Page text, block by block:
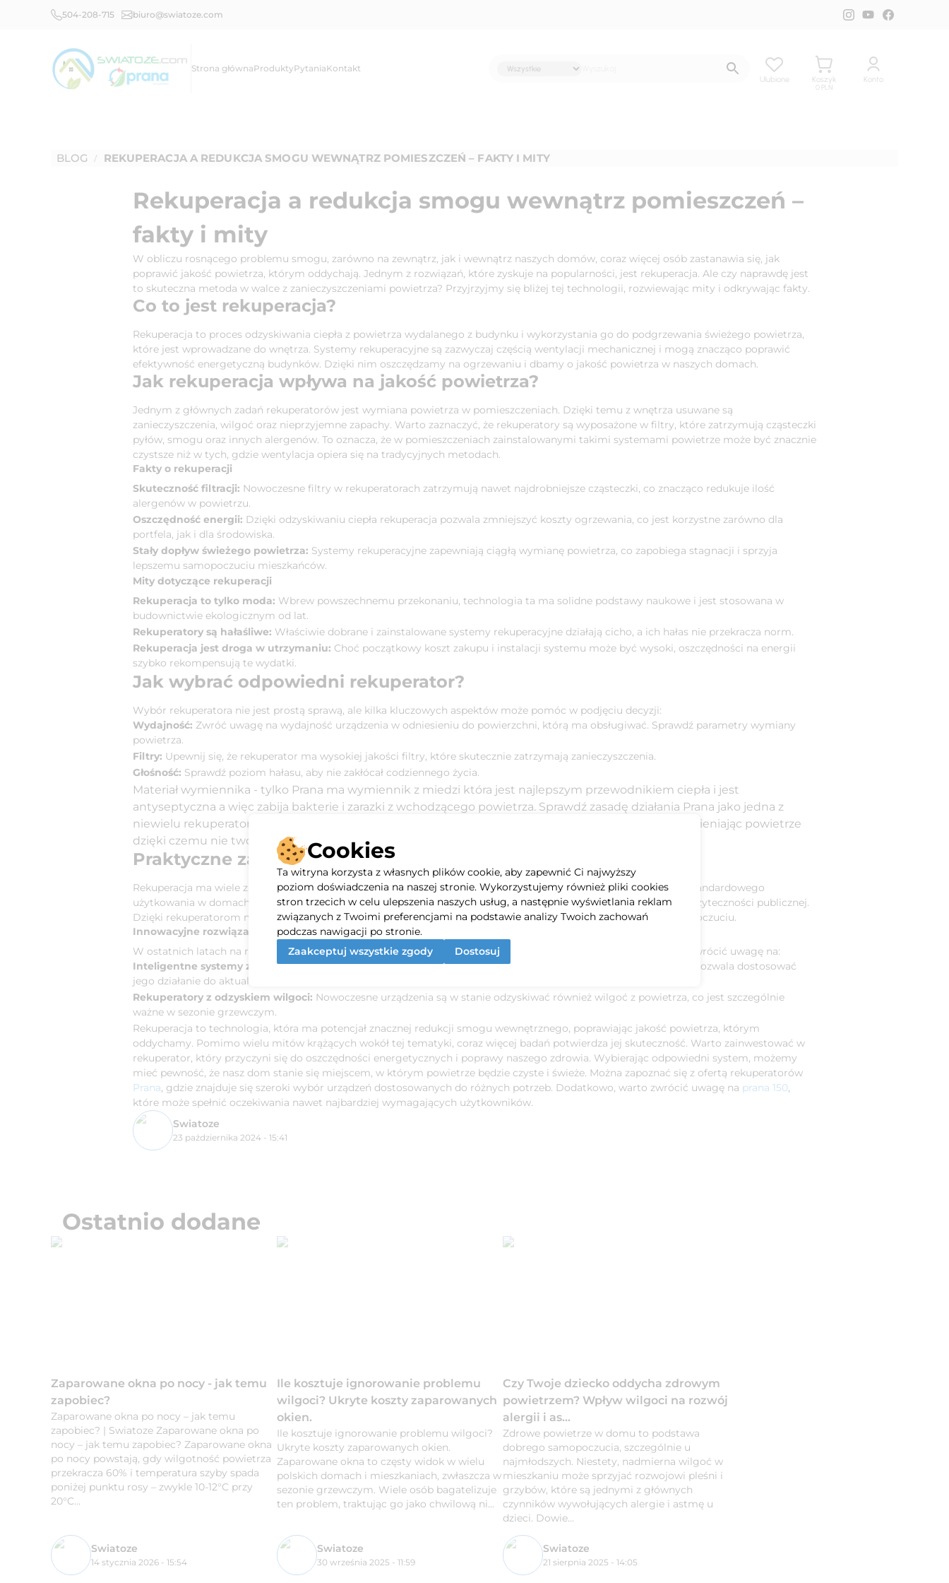
504-208-715 biuro@swiatoze.com
Strona głównaProduktyPytaniaKontakt
Ulubione
Koszyk
0 PLN
Konto
BLOG / REKUPERACJA A REDUKCJA SMOGU WEWNĄTRZ POMIESZCZEŃ – FAKTY I MITY
Rekuperacja a redukcja smogu wewnątrz pomieszczeń –
fakty i mity
W obliczu rosnącego problemu smogu, zarówno na zewnątrz, jak i wewnątrz naszych domów, coraz więcej osób zastanawia się, jak
poprawić jakość powietrza, którym oddychają. Jednym z rozwiązań, które zyskuje na popularności, jest rekuperacja. Ale czy naprawdę jest
to skuteczna metoda w walce z zanieczyszczeniami powietrza? Przyjrzyjmy się bliżej tej technologii, rozwiewając mity i odkrywając fakty.
Co to jest rekuperacja?
Rekuperacja to proces odzyskiwania ciepła z powietrza wydalanego z budynku i wykorzystania go do podgrzewania świeżego powietrza,
które jest wprowadzane do wnętrza. Systemy rekuperacyjne są zazwyczaj częścią wentylacji mechanicznej i mogą znacząco poprawić
efektywność energetyczną budynków. Dzięki nim oszczędzamy na ogrzewaniu i dbamy o jakość powietrza w naszych domach.
Jak rekuperacja wpływa na jakość powietrza?
Jednym z głównych zadań rekuperatorów jest wymiana powietrza w pomieszczeniach. Dzięki temu z wnętrza usuwane są
zanieczyszczenia, wilgoć oraz nieprzyjemne zapachy. Warto zaznaczyć, że rekuperatory są wyposażone w filtry, które zatrzymują cząsteczki
pyłów, smogu oraz innych alergenów. To oznacza, że w pomieszczeniach zainstalowanymi takimi systemami powietrze może być znacznie
czystsze niż w tych, gdzie wentylacja opiera się na tradycyjnych metodach.
Fakty o rekuperacji
Skuteczność filtracji: Nowoczesne filtry w rekuperatorach zatrzymują nawet najdrobniejsze cząsteczki, co znacząco redukuje ilość
alergenów w powietrzu.
Oszczędność energii: Dzięki odzyskiwaniu ciepła rekuperacja pozwala zmniejszyć koszty ogrzewania, co jest korzystne zarówno dla
portfela, jak i dla środowiska.
Stały dopływ świeżego powietrza: Systemy rekuperacyjne zapewniają ciągłą wymianę powietrza, co zapobiega stagnacji i sprzyja
lepszemu samopoczuciu mieszkańców.
Mity dotyczące rekuperacji
Rekuperacja to tylko moda: Wbrew powszechnemu przekonaniu, technologia ta ma solidne podstawy naukowe i jest stosowana w
budownictwie ekologicznym od lat.
Rekuperatory są hałaśliwe: Właściwie dobrane i zainstalowane systemy rekuperacyjne działają cicho, a ich hałas nie przekracza norm.
Rekuperacja jest droga w utrzymaniu: Choć początkowy koszt zakupu i instalacji systemu może być wysoki, oszczędności na energii
szybko rekompensują te wydatki.
Jak wybrać odpowiedni rekuperator?
Wybór rekuperatora nie jest prostą sprawą, ale kilka kluczowych aspektów może pomóc w podjęciu decyzji:
Wydajność: Zwróć uwagę na wydajność urządzenia w odniesieniu do powierzchni, którą ma obsługiwać. Sprawdź parametry wymiany
powietrza.
Filtry: Upewnij się, że rekuperator ma wysokiej jakości filtry, które skutecznie zatrzymają zanieczyszczenia.
Głośność: Sprawdź poziom hałasu, aby nie zakłócał codziennego życia.
Materiał wymiennika - tylko Prana ma wymiennik z miedzi która jest najlepszym przewodnikiem ciepła i jest
antyseptyczna a więc zabija bakterie i zarazki z wchodzącego powietrza. Sprawdź zasadę działania Prana jako jedna z
niewielu rekuperatorów ściennych ma 2 silniki które działają jednocześnie w tym samym czasie wymieniając powietrze
dzięki czemu nie tworzy nadciśnień i podciśnień w pomieszczeniach
Praktyczne zastosowania rekuperacji w walce ze smogiem
Rekuperacja ma wiele zastosowań, które mogą znacząco poprawić jakość powietrza w naszych domach. Oprócz standardowego
użytkowania w domach jednorodzinnych, coraz częściej stosuje się ją w biurach, szkołach oraz innych budynkach użyteczności publicznej.
Dzięki rekuperatorom możliwe jest stworzenie zdrowego środowiska, które sprzyja koncentracji i dobremu samopoczuciu.
Innowacyjne rozwiązania w rekuperacji
W ostatnich latach na rynku pojawiły się nowe technologie, które zwiększają efektywność rekuperatorów. Warto zwrócić uwagę na:
Inteligentne systemy zarządzania:Dzięki aplikacjom mobilnym można zdalnie sterować pracą rekuperatora, co pozwala dostosować
jego działanie do aktualnych potrzeb.
Rekuperatory z odzyskiem wilgoci: Nowoczesne urządzenia są w stanie odzyskiwać również wilgoć z powietrza, co jest szczególnie
ważne w sezonie grzewczym.
Rekuperacja to technologia, która ma potencjał znacznej redukcji smogu wewnętrznego, poprawiając jakość powietrza, którym
oddychamy. Pomimo wielu mitów krążących wokół tej tematyki, coraz więcej badań potwierdza jej skuteczność. Warto zainwestować w
rekuperator, który przyczyni się do oszczędności energetycznych i poprawy naszego zdrowia. Wybierając odpowiedni system, możemy
mieć pewność, że nasz dom stanie się miejscem, w którym powietrze będzie czyste i świeże. Można zapoznać się z ofertą rekuperatorów
Prana, gdzie znajduje się szeroki wybór urządzeń dostosowanych do różnych potrzeb. Dodatkowo, warto zwrócić uwagę na prana 150,
które może spełnić oczekiwania nawet najbardziej wymagających użytkowników.
Swiatoze
23 października 2024 - 15:41
Ostatnio dodane
Zaparowane okna po nocy - jak temu
zapobiec?
Zaparowane okna po nocy – jak temu
zapobiec? | Swiatoze Zaparowane okna po
nocy – jak temu zapobiec? Zaparowane okna
po nocy powstają, gdy wilgotność powietrza
przekracza 60% i temperatura szyby spada
poniżej punktu rosy – zwykle 10-12°C przy
20°C...
Swiatoze
14 stycznia 2026 - 15:54
Ile kosztuje ignorowanie problemu
wilgoci? Ukryte koszty zaparowanych
okien.
Ile kosztuje ignorowanie problemu wilgoci?
Ukryte koszty zaparowanych okien.
Zaparowane okna to częsty widok w wielu
polskich domach i mieszkaniach, zwłaszcza w
sezonie grzewczym. Wiele osób bagatelizuje
ten problem, traktując go jako chwilową ni...
Swiatoze
30 września 2025 - 11:59
Czy Twoje dziecko oddycha zdrowym
powietrzem? Wpływ wilgoci na rozwój
alergii i as...
Zdrowe powietrze w domu to podstawa
dobrego samopoczucia, szczególnie u
najmłodszych. Niestety, nadmierna wilgoć w
mieszkaniu może sprzyjać rozwojowi pleśni i
grzybów, które są jednymi z głównych
czynników wywołujących alergie i astmę u
dzieci. Dowie...
Swiatoze
21 sierpnia 2025 - 14:05
Cookies
Ta witryna korzysta z własnych plików cookie, aby zapewnić Ci najwyższy
poziom doświadczenia na naszej stronie. Wykorzystujemy również pliki cookies
stron trzecich w celu ulepszenia naszych usług, a następnie wyświetlania reklam
związanych z Twoimi preferencjami na podstawie analizy Twoich zachowań
podczas nawigacji po stronie.
Zaakceptuj wszystkie zgody
Dostosuj